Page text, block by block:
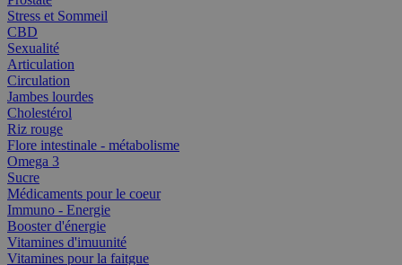
Stress et Sommeil
CBD
Sexualité
Articulation
Circulation
Jambes lourdes
Cholestérol
Riz rouge
Flore intestinale - métabolisme
Omega 3
Sucre
Médicaments pour le coeur
Immuno - Energie
Booster d'énergie
Vitamines d'imuunité
Vitamines pour la faitgue